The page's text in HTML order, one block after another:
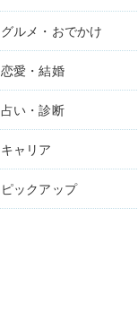
グルメ・おでかけ
恋愛・結婚
占い・診断
キャリア
ピックアップ